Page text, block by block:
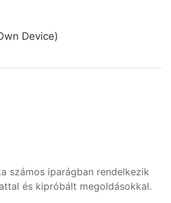
Device)
számos iparágban rendelkezik
és kipróbált megoldásokkal.